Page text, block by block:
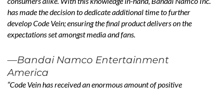
has made the decision to dedicate additional time to further
develop Code Vein; ensuring the final product delivers on the
expectations set amongst media and fans.
—Bandai Namco Entertainment
America
“Code Vein has received an enormous amount of positive